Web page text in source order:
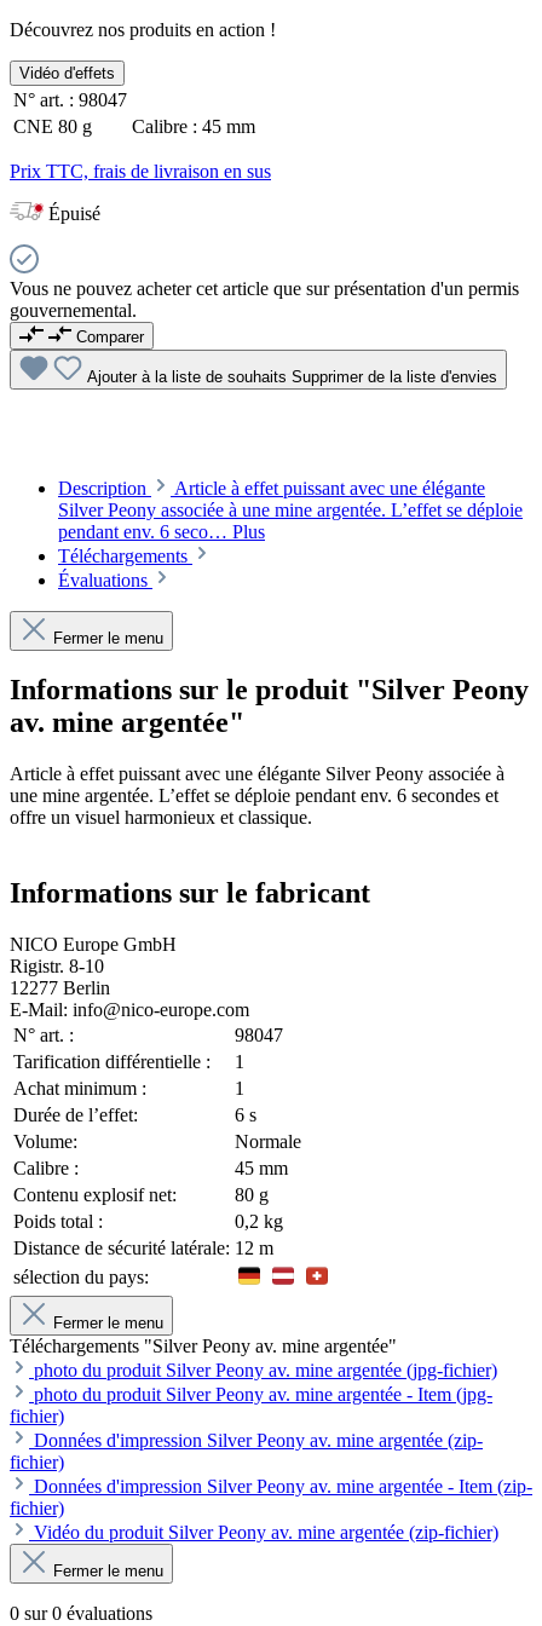
Découvrez nos produits en action !
Vidéo d'effets
N° art. : 98047
CNE 80 g Calibre : 45 mm
Prix TTC, frais de livraison en sus
Épuisé
Vous ne pouvez acheter cet article que sur présentation d'un permis
gouvernemental.
Comparer
Ajouter à la liste de souhaits Supprimer de la liste d'envies
Description
Article à effet puissant avec une élégante
Silver Peony associée à une mine argentée. L’effet se déploie
pendant env. 6 seco… Plus
Téléchargements
Évaluations
Fermer le menu
Informations sur le produit "Silver Peony
av. mine argentée"
Article à effet puissant avec une élégante Silver Peony associée à
une mine argentée. L’effet se déploie pendant env. 6 secondes et
offre un visuel harmonieux et classique.
Informations sur le fabricant
NICO Europe GmbH
Rigistr. 8-10
12277 Berlin
E-Mail: info@nico-europe.com
N° art. :
98047
Tarification différentielle :
1
Achat minimum :
1
Durée de l’effet:
6 s
Volume:
Normale
Calibre :
45 mm
Contenu explosif net:
80 g
Poids total :
0,2 kg
Distance de sécurité latérale: 12 m
sélection du pays:
Fermer le menu
Téléchargements "Silver Peony av. mine argentée"
photo du produit Silver Peony av. mine argentée (jpg-fichier)
photo du produit Silver Peony av. mine argentée - Item (jpg-
fichier)
Données d'impression Silver Peony av. mine argentée (zip-
fichier)
Données d'impression Silver Peony av. mine argentée - Item (zip-
fichier)
Vidéo du produit Silver Peony av. mine argentée (zip-fichier)
Fermer le menu
0 sur 0 évaluations